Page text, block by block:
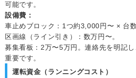
可能です。
設備費：
車止めブロック：1つ約3,000円〜 × 台数
区画線（ライン引き）：数万円〜。
募集看板：2万〜5万円。連絡先を明記
重要です。
運転資金（ランニングコスト）